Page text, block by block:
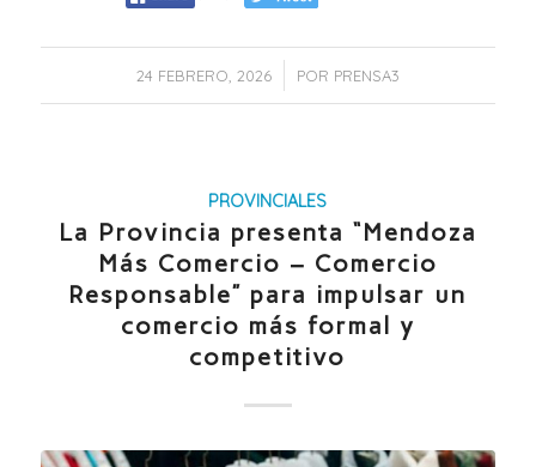
24 FEBRERO, 2026
/ POR PRENSA3
PROVINCIALES
La Provincia presenta “Mendoza
Más Comercio – Comercio
Responsable” para impulsar un
comercio más formal y
competitivo